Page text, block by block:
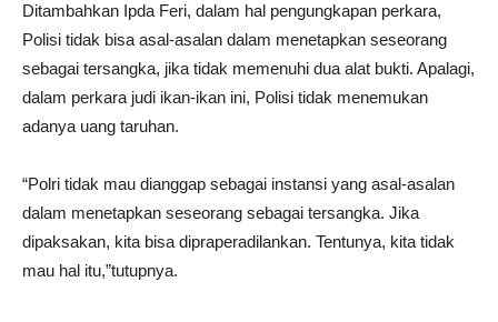
Ditambahkan Ipda Feri, dalam hal pengungkapan perkara,
Polisi tidak bisa asal-asalan dalam menetapkan seseorang
sebagai tersangka, jika tidak memenuhi dua alat bukti. Apalagi,
dalam perkara judi ikan-ikan ini, Polisi tidak menemukan
adanya uang taruhan.
“Polri tidak mau dianggap sebagai instansi yang asal-asalan
dalam menetapkan seseorang sebagai tersangka. Jika
dipaksakan, kita bisa dipraperadilankan. Tentunya, kita tidak
mau hal itu,”tutupnya.